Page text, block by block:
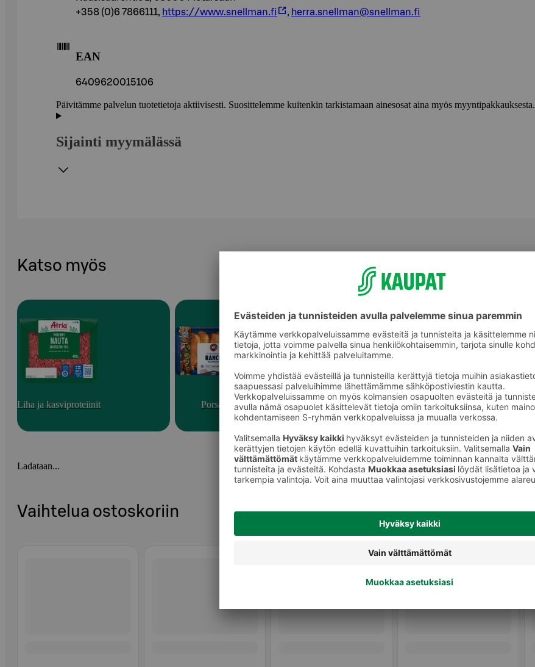
+358 (0)6 7866111, https://www.snellman.fi , herra.snellman@snellman.fi
EAN
6409620015106
Päivitämme palvelun tuotetietoja aktiivisesti. Suosittelemme kuitenkin tarkistamaan ainesosat aina myös myyntipakkauksesta.
Sijainti myymälässä
Katso myös
Liha ja kasviproteiinit Porsas Porsaan pihvit ja leikkeet
Ladataan...
Vaihtelua ostoskoriin